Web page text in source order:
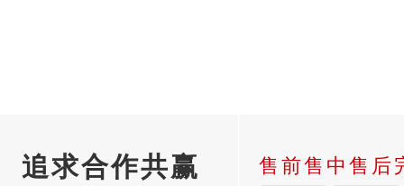
追求合作共赢 售前售中售后